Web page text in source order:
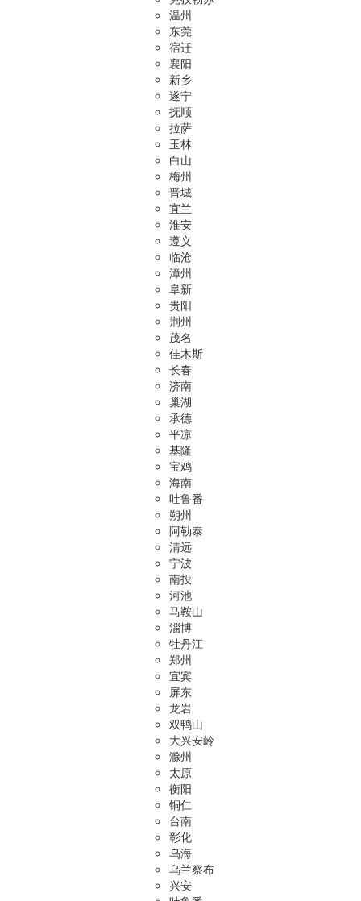
温州
东莞
宿迁
襄阳
新乡
遂宁
抚顺
拉萨
玉林
白山
梅州
晋城
宜兰
淮安
遵义
临沧
漳州
阜新
贵阳
荆州
茂名
佳木斯
长春
济南
巢湖
承德
平凉
基隆
宝鸡
海南
吐鲁番
朔州
阿勒泰
清远
宁波
南投
河池
马鞍山
淄博
牡丹江
郑州
宜宾
屏东
龙岩
双鸭山
大兴安岭
滁州
太原
衡阳
铜仁
台南
彰化
乌海
乌兰察布
兴安